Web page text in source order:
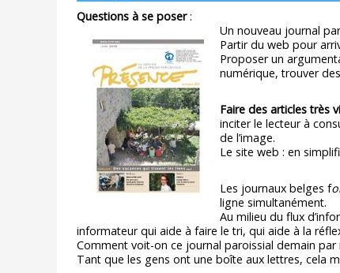
Questions à se poser:
Un nouveau journal
Partir du web pour
Proposer un
numérique, trouver
Faire des articles très
inciter le lecteur à
de l’image.
Le site web : en
Les journaux belges f
ligne simultanément.
Au milieu du flux
informateur qui aide à faire le tri, qui aide à la
Comment voit-on ce journal paroissial demain
Tant que les gens ont une boîte aux lettres, cela